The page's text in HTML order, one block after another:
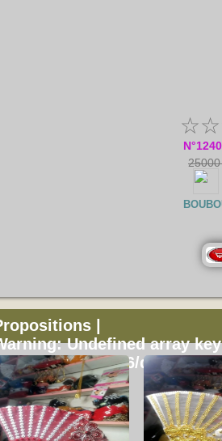
☆☆
N°1240
|
: Undefined array
u733927656/